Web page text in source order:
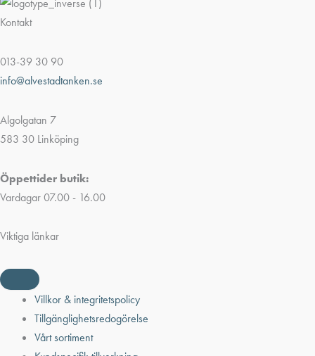
Kontakt
013-39 30 90
info@alvestadtanken.se
Algolgatan 7
583 30 Linköping
Öppettider butik:
Vardagar 07.00 - 16.00
Viktiga länkar
Villkor & integritetspolicy
Tillgänglighetsredogörelse
Vårt sortiment